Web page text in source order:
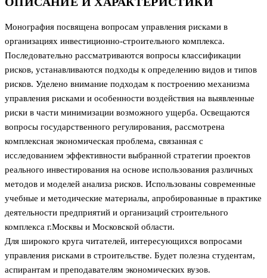
Монография посвящена вопросам управления рисками в
организациях инвестиционно-строительного комплекса.
Последовательно рассматриваются вопросы классификации
рисков, устанавливаются подходы к определению видов и типов
рисков. Уделено внимание подходам к построению механизма
управления рисками и особенности воздействия на выявленные
риски в части минимизации возможного ущерба. Освещаются
вопросы государственного регулирования, рассмотрена
комплексная экономическая проблема, связанная с
исследованием эффективности выбранной стратегии проектов
реального инвестирования на основе использования различных
методов и моделей анализа рисков. Использованы современные
учебные и методические материалы, апробированные в практике
деятельности предприятий и организаций строительного
комплекса г.Москвы и Московской области.
Для широкого круга читателей, интересующихся вопросами
управления рисками в строительстве. Будет полезна студентам,
аспирантам и преподавателям экономических вузов.